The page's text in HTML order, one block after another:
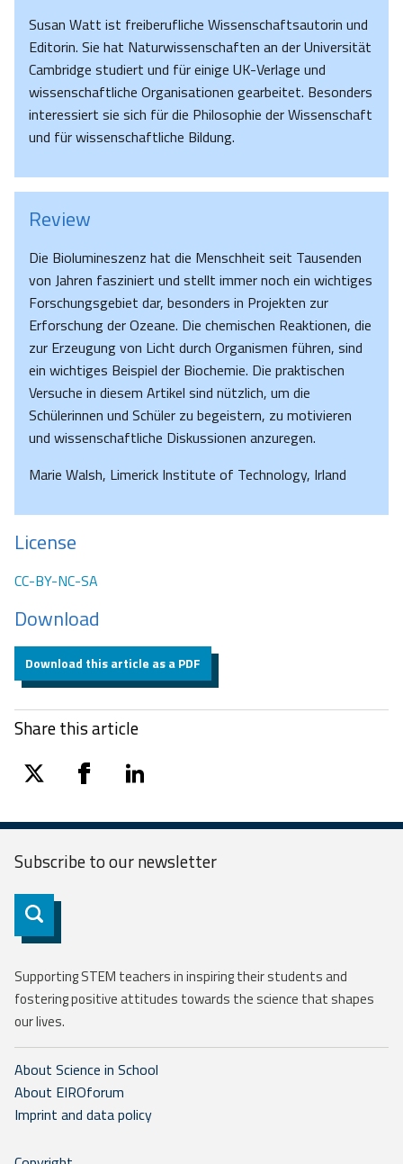
Susan Watt ist freiberufliche Wissenschaftsautorin und
Editorin. Sie hat Naturwissenschaften an der Universität
Cambridge studiert und für einige UK-Verlage und
wissenschaftliche Organisationen gearbeitet. Besonders
interessiert sie sich für die Philosophie der Wissenschaft
und für wissenschaftliche Bildung.
Review
Die Biolumineszenz hat die Menschheit seit Tausenden
von Jahren fasziniert und stellt immer noch ein wichtiges
Forschungsgebiet dar, besonders in Projekten zur
Erforschung der Ozeane. Die chemischen Reaktionen, die
zur Erzeugung von Licht durch Organismen führen, sind
ein wichtiges Beispiel der Biochemie. Die praktischen
Versuche in diesem Artikel sind nützlich, um die
Schülerinnen und Schüler zu begeistern, zu motivieren
und wissenschaftliche Diskussionen anzuregen.
Marie Walsh, Limerick Institute of Technology, Irland
License
CC-BY-NC-SA
Download
Download this article as a PDF
Share this article
twitter facebooklinkedin
Subscribe to ournewsletter
Subscribe
Supporting STEM teachers in inspiring their students and
fostering positive attitudes towards the science that shapes
our lives.
About Science in School
About EIROforum
Imprint and data policy